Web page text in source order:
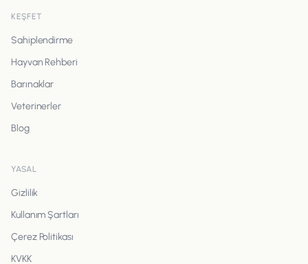
KEŞFET
Sahiplendirme
Hayvan Rehberi
Barınaklar
Veterinerler
Blog
YASAL
Gizlilik
Kullanım Şartları
Çerez Politikası
KVKK